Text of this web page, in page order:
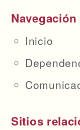
Navegación
Inicio
Sitios